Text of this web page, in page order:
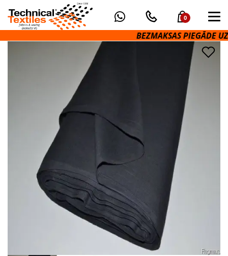
0
BEZMAKSAS PIEGĀDE